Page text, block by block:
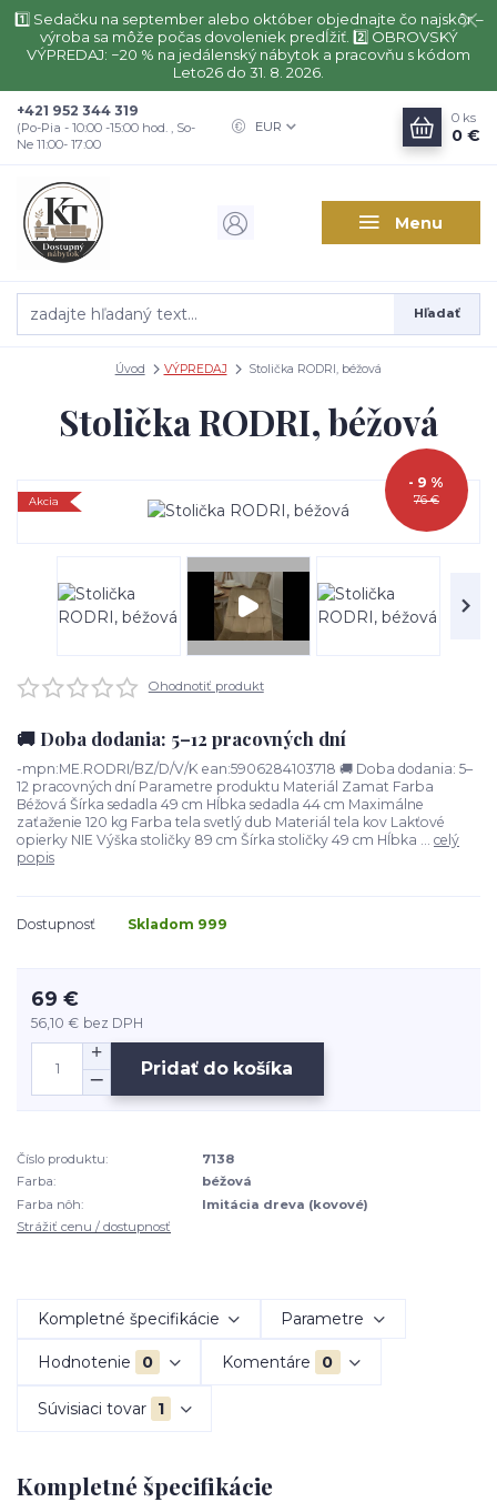
1️⃣ Sedačku na september alebo október objednajte čo najskôr –
výroba sa môže počas dovoleniek predĺžiť. 2️⃣ OBROVSKÝ
VÝPREDAJ: −20 % na jedálenský nábytok a pracovňu s kódom
Leto26 do 31. 8. 2026.
Menu
EUR
Hľadať
+421 952 344 319
(Po-Pia - 10:00 -15:00 hod. , So-
Ne 11:00- 17:00
0 ks
0 €
Úvod VÝPREDAJ Stolička RODRI, béžová
Stolička RODRI, béžová
Akcia 76 €
- 9 %
Ohodnotiť produkt
🚚 Doba dodania: 5–12 pracovných dní
-mpn:ME.RODRI/BZ/D/V/K ean:5906284103718 🚚 Doba dodania: 5–
12 pracovných dní Parametre produktu Materiál Zamat Farba
Béžová Šírka sedadla 49 cm Hĺbka sedadla 44 cm Maximálne
zaťaženie 120 kg Farba tela svetlý dub Materiál tela kov Lakťové
opierky NIE Výška stoličky 89 cm Šírka stoličky 49 cm Hĺbka ... celý
popis
Dostupnosť Skladom 999
69 €
56,10 € bez DPH
Pridať do košíka
Číslo produktu:
7138
Farba:
béžová
Farba nôh:
Imitácia dreva (kovové)
Strážiť cenu / dostupnosť
Kompletné špecifikácie Parametre
Hodnotenie 0 Komentáre 0
Súvisiaci tovar 1
Kompletné špecifikácie